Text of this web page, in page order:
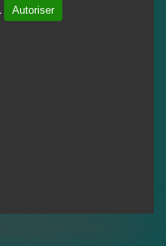
Autoriser